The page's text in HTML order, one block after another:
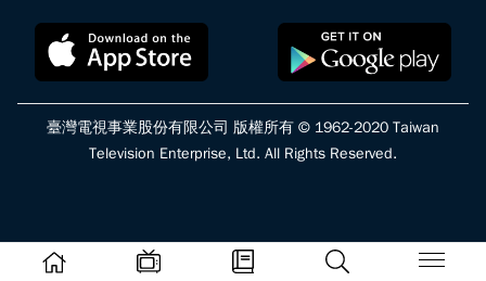
臺灣電視事業股份有限公司 版權所有 © 1962-2020 Taiwan
Television Enterprise, Ltd. All Rights Reserved.